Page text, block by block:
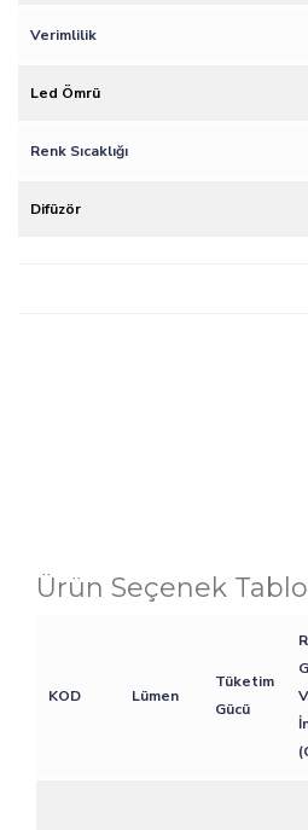
Verimlilik
Led Ömrü
Renk Sıcaklığı
Difüzör
Ürün Seçenek
KOD Lümen
Tüketim
Gücü